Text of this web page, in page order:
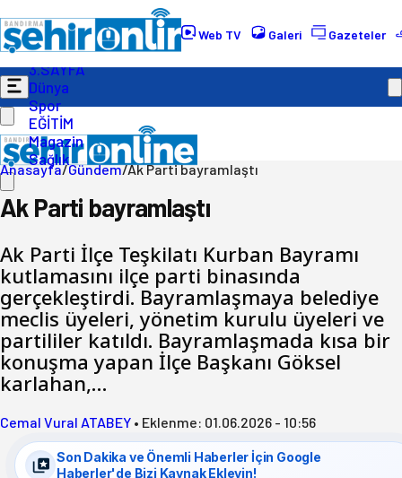
Web TV Galeri Gazeteler
Gündem
Ekonomi
Politika
3.SAYFA
Dünya
Spor
EĞİTİM
Magazin
Sağlık
Anasayfa/Gündem/Ak Parti bayramlaştı
Ak Parti bayramlaştı
Ak Parti İlçe Teşkilatı Kurban Bayramı
kutlamasını ilçe parti binasında
gerçekleştirdi. Bayramlaşmaya belediye
meclis üyeleri, yönetim kurulu üyeleri ve
partililer katıldı. Bayramlaşmada kısa bir
konuşma yapan İlçe Başkanı Göksel
karlahan,…
Cemal Vural ATABEY • Eklenme: 01.06.2026 - 10:56
Son Dakika ve Önemli Haberler İçin Google
Haberler'de Bizi Kaynak Ekleyin!